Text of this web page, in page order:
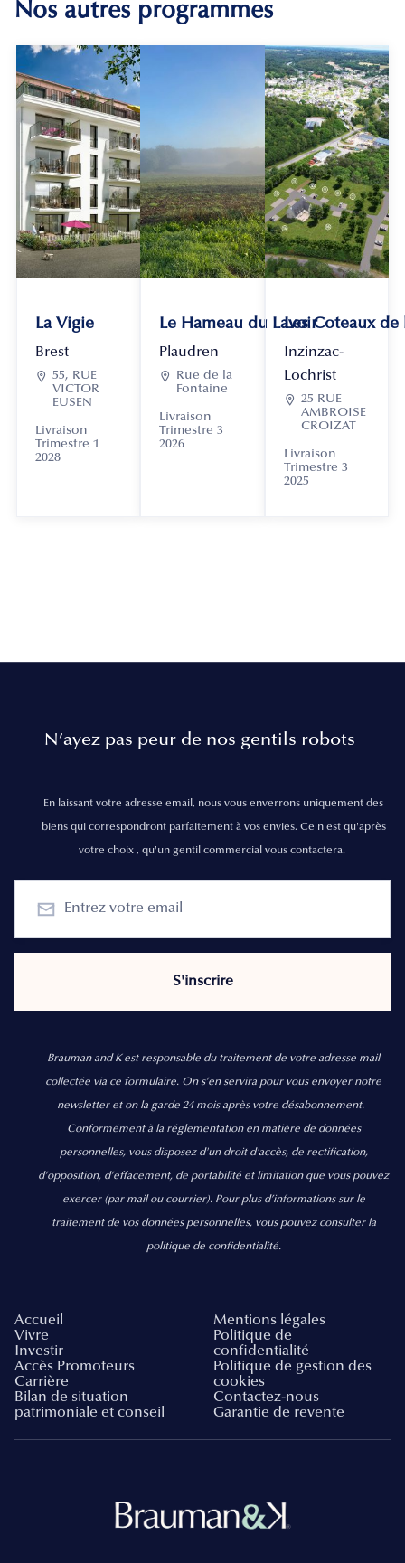
Nos autres programmes
La Vigie
Brest
 55, RUE
VICTOR
EUSEN
Livraison
Trimestre 1
2028
Le Hameau du Lavoir
Plaudren

Rue de la
Fontaine
Livraison
Trimestre 3
2026
Les Coteaux
Inzinzac-
Lochrist
 25 RUE
AMBROISE
CROIZAT
Livraison
Trimestre 3
2025
N’ayez pas peur de nos gentils robots
En laissant votre adresse email, nous vous enverrons uniquement des
biens qui correspondront parfaitement à vos envies. Ce n'est qu'après
votre choix , qu'un gentil commercial vous contactera.
Brauman and K est responsable du traitement de votre adresse mail
collectée via ce formulaire. On s’en servira pour vous envoyer notre
newsletter et on la garde 24 mois après votre désabonnement.
Conformément à la réglementation en matière de données
personnelles, vous disposez d'un droit d'accès, de rectification,
d’opposition, d’effacement, de portabilité et limitation que vous pouvez
exercer (par mail ou courrier). Pour plus d’informations sur le
traitement de vos données personnelles, vous pouvez consulter la
politique de confidentialité.
Accueil
Vivre
Investir
Accès Promoteurs
Carrière
Bilan de situation
patrimoniale et conseil
Mentions légales
Politique de
confidentialité
Politique de gestion des
cookies
Contactez-nous
Garantie de revente